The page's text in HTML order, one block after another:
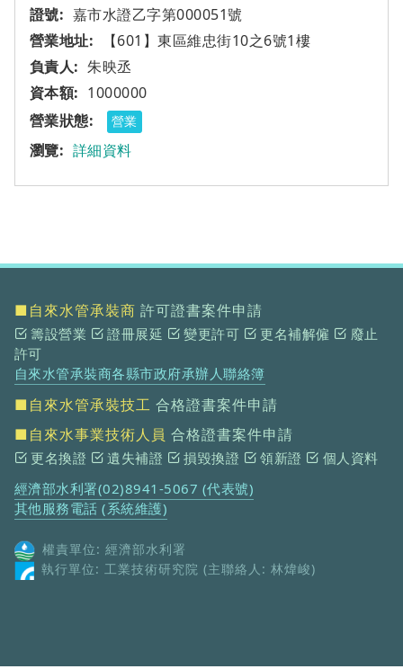
嘉市水證乙字第000051號
【601】東區維忠街10之6號1樓
朱映丞
1000000
營業
詳細資料
■自來水管承裝商 許可證書案件申請
籌設營業 證冊展延 變更許可 更名補解僱
廢止
許可
自來水管承裝商各縣市政府承辦人聯絡簿
■自來水管承裝技工 合格證書案件申請
■自來水事業技術人員 合格證書案件申請
更名換證 遺失補證 損毀換證 領新證
個人資料
經濟部水利署(02)8941-5067 (代表號)
其他服務電話 (系統維護)
權責單位: 經濟部水利署
執行單位: 工業技術研究院 (主聯絡人: 林煒峻)